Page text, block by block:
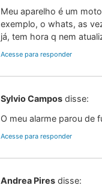
Meu aparelho é um
exemplo, o whats, as
já, tem hora q nem
Acesse para responder
Sylvio Campos disse:
O meu alarme parou de
Acesse para responder
Andrea Pires disse: